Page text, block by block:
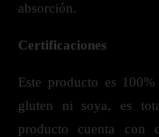
absorción.
Certificaciones
Este producto es
gluten ni soya, es
producto cuenta con